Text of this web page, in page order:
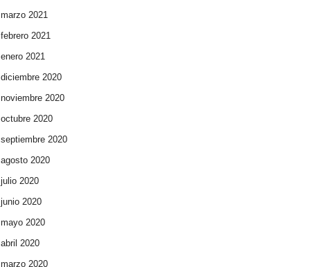
marzo 2021
febrero 2021
enero 2021
diciembre 2020
noviembre 2020
octubre 2020
septiembre 2020
agosto 2020
julio 2020
junio 2020
mayo 2020
abril 2020
marzo 2020